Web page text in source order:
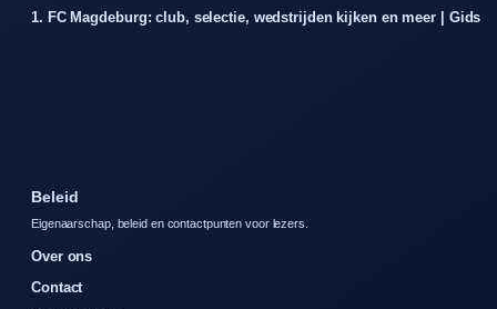
1. FC Magdeburg: club, selectie, wedstrijden kijken en meer | Gids
Beleid
Eigenaarschap, beleid en contactpunten voor lezers.
Over ons
Contact